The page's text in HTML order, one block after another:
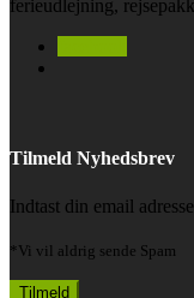
ferieudlejning,
Tilmeld Nyhedsbrev
Indtast din email adresse
*Vi vil aldrig sende Spam